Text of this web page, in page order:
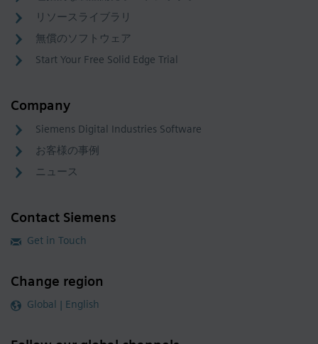
リソースライブラリ
無償のソフトウェア
Start Your Free Solid Edge Trial
Company
Siemens Digital Industries Software
お客様の事例
ニュース
Contact Siemens
Get in Touch
Change region
Global | English